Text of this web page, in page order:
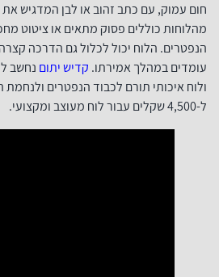
חום עמוק, עם כתב זהוב או לבן המדגיש
מהלוחות כוללים פסוק מתאים או ציטוט
הנפטרים. הלוח יכול לכלול גם הדרכה
עומדים במהלך אמירתו. קדיש יתום נחשב
ל-4,500 שקלים עבור לוח מעוצב ומקצועי.